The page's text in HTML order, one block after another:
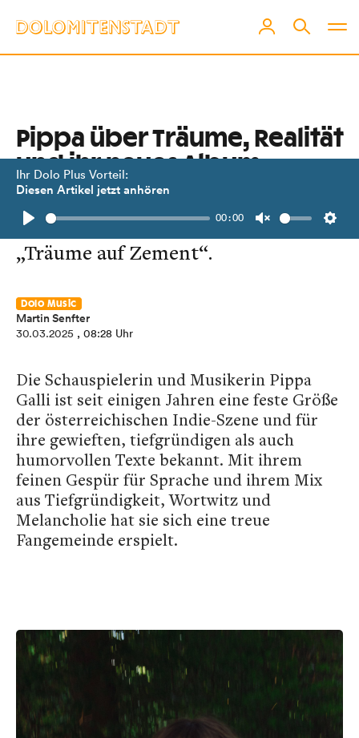
Ihr Dolo Plus Vorteil:
Diesen Artikel jetzt anhören
Play
00:00
Unmute
Pippa über Träume, Realität
und ihr neues Album
Die Wiener Sängerin im Gespräch bei
Dolo-Music über ihre neue Platte
„Träume auf Zement“.
Dolo Music
Martin Senfter
30.03.2025 , 08:28 Uhr
Die Schauspielerin und Musikerin Pippa
Galli ist seit einigen Jahren eine feste Größe
der österreichischen Indie-Szene und für
ihre gewieften, tiefgründigen als auch
humorvollen Texte bekannt. Mit ihrem
feinen Gespür für Sprache und ihrem Mix
aus Tiefgründigkeit, Wortwitz und
Melancholie hat sie sich eine treue
Fangemeinde erspielt.